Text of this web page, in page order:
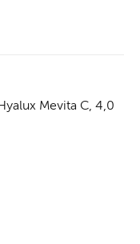
Mevita C, 4,0